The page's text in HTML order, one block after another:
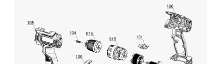
K načtení služby Google Maps
potřebujeme váš souhlas!
This content is not permitted to load due
to trackers that are not disclosed to the